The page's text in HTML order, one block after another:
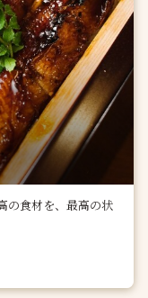
の食材を、最高の状